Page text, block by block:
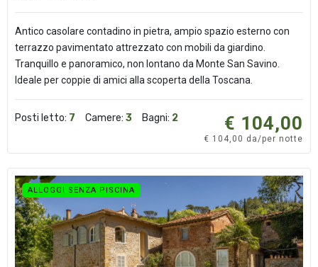
Antico casolare contadino in pietra, ampio spazio esterno con
terrazzo pavimentato attrezzato con mobili da giardino.
Tranquillo e panoramico, non lontano da Monte San Savino.
Ideale per coppie di amici alla scoperta della Toscana.
Posti letto: 7 Camere: 3 Bagni: 2 € 104,00
€ 104,00 da/per notte
ALLOGGI SENZA PISCINA